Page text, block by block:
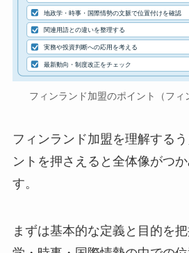
地政学・時事・国際情勢の文脈で位置付けを確認
関連用語との違いを整理する
実務や投資判断への応用を考える
最新動向・制度改正をチェック
フィンランド加盟のポイント（フ
フィンランド加盟を理解する
ントを押さえると全体像がつ
す。
まずは基本的な定義と目的を